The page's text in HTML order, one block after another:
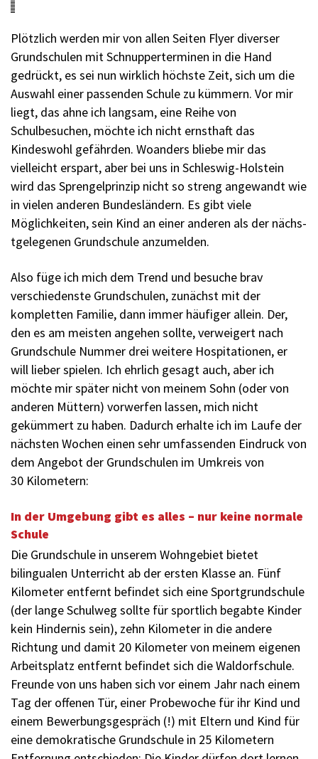
Plötzlich werden mir von allen Seiten Flyer diverser
Grundschulen mit Schnupperterminen in die Hand
gedrückt, es sei nun wirklich höchste Zeit, sich um die
Auswahl einer passenden Schule zu kümmern. Vor mir
liegt, das ahne ich langsam, eine Reihe von
Schulbesuchen, ­möchte ich nicht ernsthaft das
Kindeswohl gefährden. Woanders bliebe mir das
vielleicht erspart, aber bei uns in Schleswig-Holstein
wird das Sprengelprinzip nicht so streng angewandt wie
in vielen anderen Bundesländern. Es gibt viele
Möglichkeiten, sein Kind an einer anderen als der nächs­
tgelegenen Grundschule anzumelden.
Also füge ich mich dem Trend und besuche brav
verschiedenste Grundschulen, zunächst mit der
kompletten Familie, dann immer häufiger allein. Der,
den es am meis­ten angehen sollte, verweigert nach
Grundschule Nummer drei weitere Hospitationen, er
will lieber spielen. Ich ehrlich gesagt auch, aber ich
möchte mir später nicht von meinem Sohn (oder von
anderen Müttern) vorwerfen lassen, mich nicht
gekümmert zu haben. Dadurch erhalte ich im Laufe der
nächsten Wochen einen sehr umfassenden Eindruck von
dem Angebot der Grundschulen im Umkreis von
30 Kilometern:
In der Umgebung gibt es alles – nur keine normale
Schule
Die Grundschule in unserem Wohngebiet bietet
bilingualen Unterricht ab der ersten Klasse an. Fünf
Kilometer entfernt befindet sich eine Sportgrundschule
(der lange Schulweg sollte für sportlich begabte Kinder
kein Hindernis sein), zehn Kilometer in die andere
Richtung und damit 20 Kilometer von meinem eigenen
Arbeitsplatz entfernt befindet sich die Waldorfschule.
Freunde von uns haben sich vor einem Jahr nach einem
Tag der offenen Tür, einer Probe­woche für ihr Kind und
einem Bewerbungsgespräch (!) mit Eltern und Kind für
eine demokratische Grundschule in 25 Kilometern